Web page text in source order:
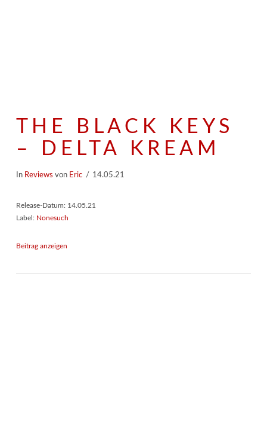
THE BLACK KEYS
– DELTA KREAM
In Reviews von Eric 14.05.21
Release-Datum: 14.05.21
Label: Nonesuch
Beitrag anzeigen